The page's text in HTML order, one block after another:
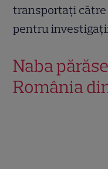
transportați către
pentru
Naba
România